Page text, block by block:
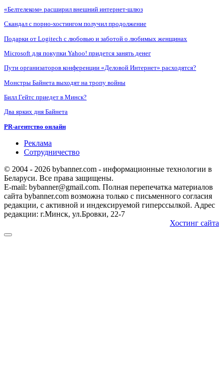
«Белтелеком» расширил внешний интернет-шлюз
Скандал с порно-хостингом получил продолжение
Подарки от Logitech с любовью и заботой о любимых женщинах
Microsoft для покупки Yahoo! придется занять денег
Пути организаторов конференции «Деловой Интернет» расходятся?
Монстры Байнета выходят на тропу войны
Билл Гейтс приедет в Минск?
Два ярких дня Байнета
PR-агентство онлайн
Реклама
Сотрудничество
© 2004 - 2026 bybanner.com - информационные технологии в
Беларуси. Все права защищены.
E-mail: bybanner@gmail.com. Полная перепечатка материалов
сайта bybanner.com возможна только с письменного согласия
редакции, с активной и индексируемой гиперссылкой. Адрес
редакции: г.Минск, ул.Бровки, 22-7
Хостинг сайта